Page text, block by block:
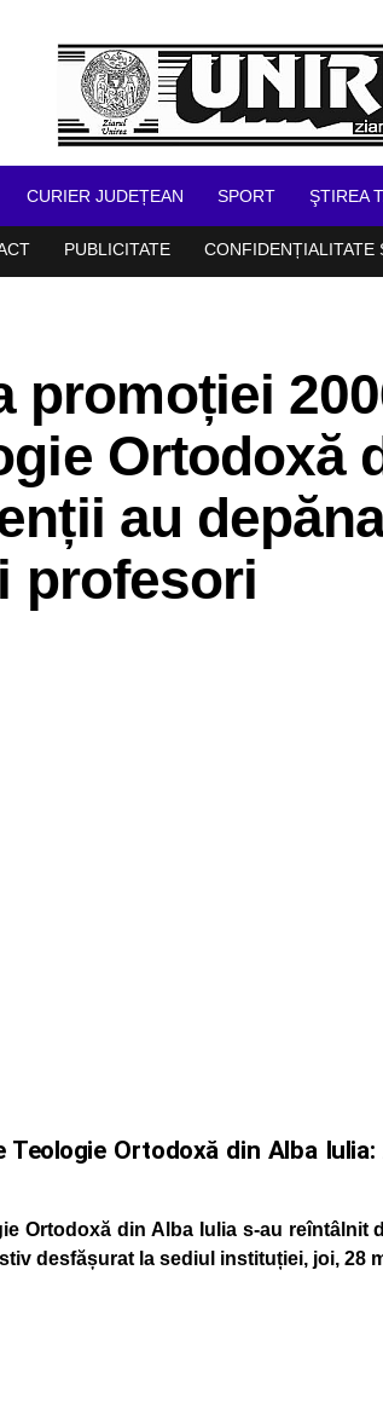
CURIER JUDEȚEAN SPORT ŞTIREA
PUBLICITATE CONFIDENȚIALITATE
promoției
Ortodoxă
au
profesori
Ortodoxă din Alba
Ortodoxă din Alba Iulia s-au reîntâlnit
desfășurat la sediul instituției, joi, 28